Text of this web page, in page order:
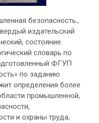
безопасность.,
издательский
состояние:
словарь по
ФГУП
по заданию
определения более
промышленной,
и охраны труда,